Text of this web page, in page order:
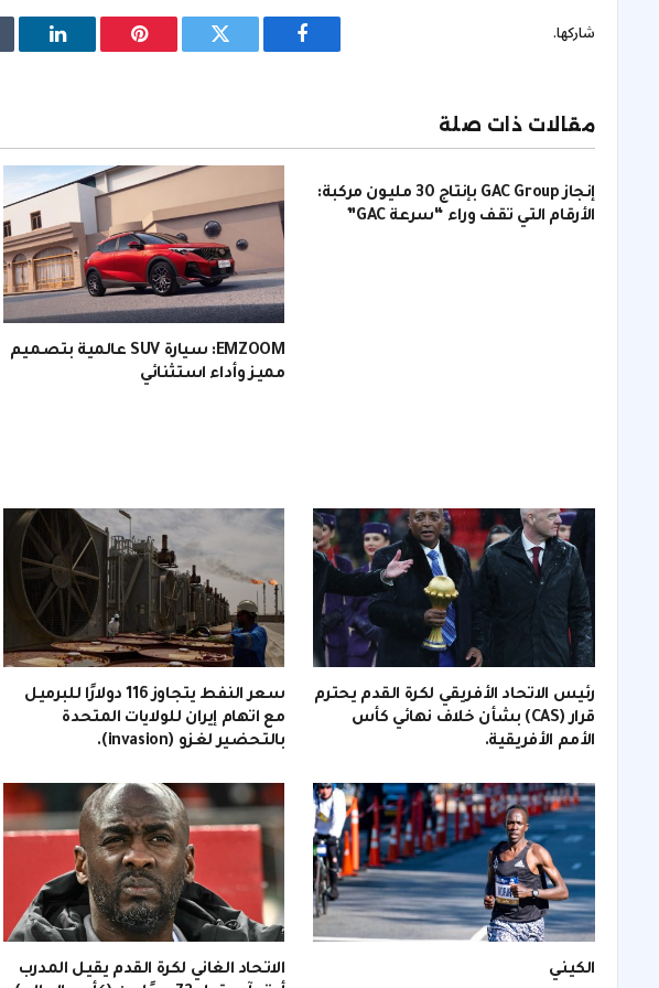
شاركها.
فيسبوك تويتر بينتيريستلينكدإن
مقالات ذات صلة
إنجاز GAC Group بإنتاج 30 مليون مركبة:
الأرقام التي تقف وراء “سرعة GAC”
EMZOOM: سيارة SUV عالمية بتصميم
مميز وأداء استثنائي
رئيس الاتحاد الأفريقي لكرة القدم يحترم
قرار (CAS) بشأن خلاف نهائي كأس
الأمم الأفريقية.
سعر النفط يتجاوز 116 دولارًا للبرميل
مع اتهام إيران للولايات المتحدة
بالتحضير لغزو (invasion).
الكيني
الاتحاد الغاني لكرة القدم يقيل المدرب